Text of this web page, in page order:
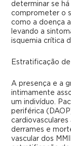
determinar se
comprometer o
como a doença
levando a
isquemia crítica
Estratificação
A presença e a
intimamente
um indivíduo.
periférica
cardiovasculares
derrames e
vascular dos